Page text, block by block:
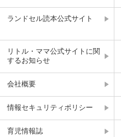
ランドセル読本公式サイト
リトル・ママ公式サイトに関
するお知らせ
会社概要
情報セキュリティポリシー
育児情報誌